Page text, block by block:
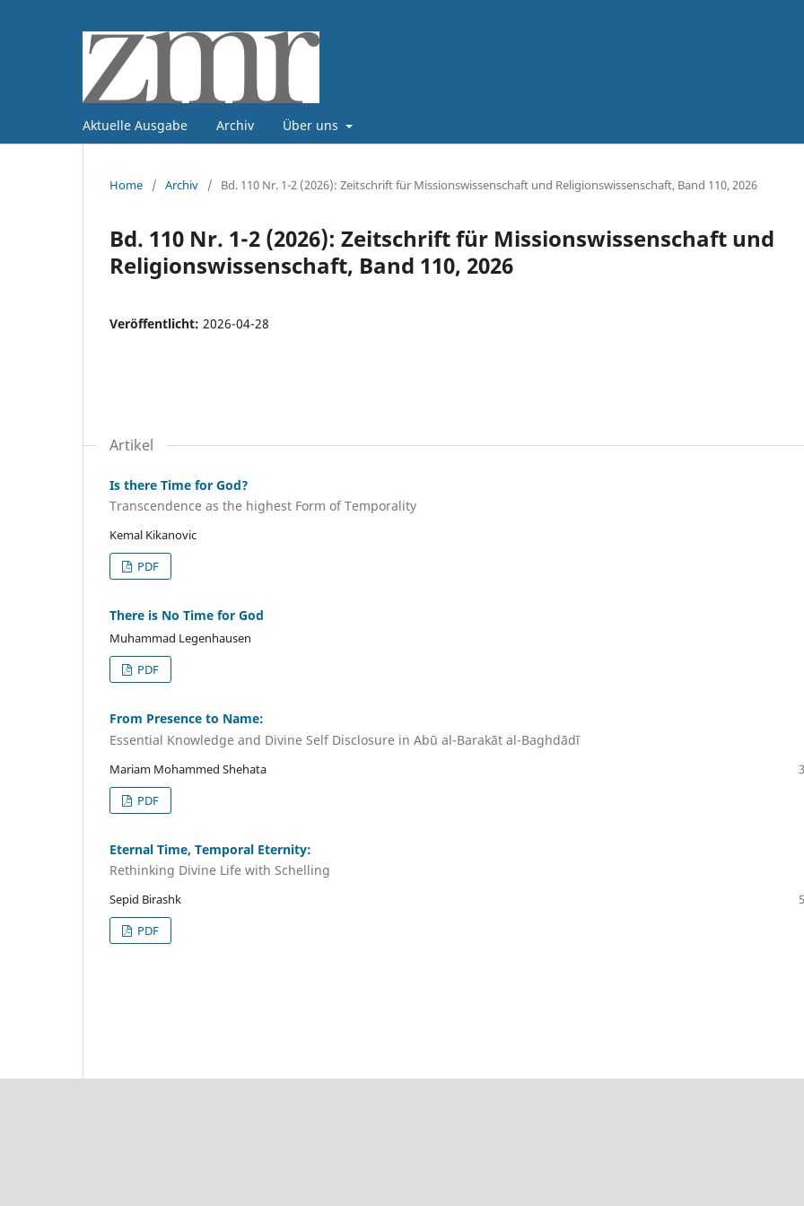
Aktuelle Ausgabe Archiv Über uns
Home / Archiv / Bd. 110 Nr. 1-2 (2026): Zeitschrift für Missionswissenschaft und Religionswissenschaft, Band 110, 2026
Bd. 110 Nr. 1-2 (2026): Zeitschrift für Missionswissenschaft und
Religionswissenschaft, Band 110, 2026
Veröffentlicht: 2026-04-28
Artikel
Is there Time for God?
Transcendence as the highest Form of Temporality
Kemal Kikanovic
PDF
There is No Time for God
Muhammad Legenhausen
PDF
From Presence to Name:
Essential Knowledge and Divine Self Disclosure in Abū al-Barakāt al-Baghdādī
Mariam Mohammed Shehata
PDF
Eternal Time, Temporal Eternity:
Rethinking Divine Life with Schelling
Sepid Birashk
PDF